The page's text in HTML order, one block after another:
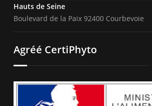
Hauts de Seine
Boulevard de la Paix 92400 Courbevoie
Agréé CertiPhyto